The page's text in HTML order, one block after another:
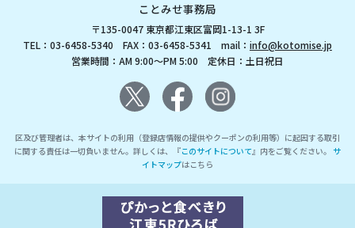
ことみせ事務局
〒135-0047 東京都江東区富岡1-13-1 3F
TEL：03-6458-5340 FAX：03-6458-5341 mail： info@kotomise.jp
営業時間：AM 9:00～PM 5:00 定休日：土日祝日
区及び管理者は、本サイトの利用（登録店情報の提供やクーポンの利用等）に起因する取引
に関する責任は一切負いません。詳しくは、『このサイトについて』内をご覧ください。 サ
イトマップはこちら